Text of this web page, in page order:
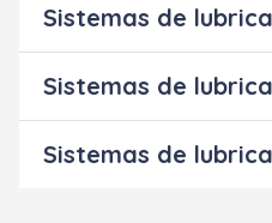
Sistemas de
Sistemas de
Sistemas de